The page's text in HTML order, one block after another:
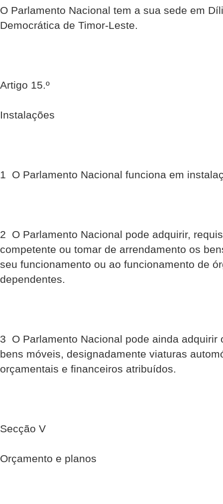
O Parlamento Nacional tem a sua sede em
Democrática de Timor-Leste.
Artigo 15.º
Instalações
1  O Parlamento Nacional funciona em
2  O Parlamento Nacional pode adquirir,
competente ou tomar de arrendamento os
seu funcionamento ou ao funcionamento de
dependentes.
3  O Parlamento Nacional pode ainda
bens móveis, designadamente viaturas
orçamentais e financeiros atribuídos.
Secção V
Orçamento e planos